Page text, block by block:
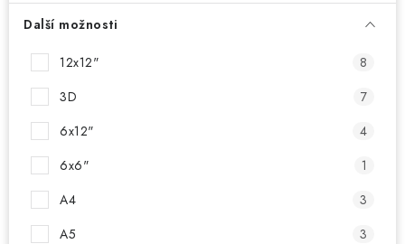
Další možnosti
12x12"
8
3D
7
6x12"
4
6x6"
1
A4
3
A5
3